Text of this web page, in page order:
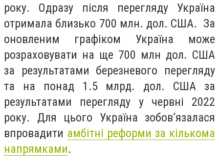
року. Одразу після перегляду Україна
отримала близько 700 млн. дол. США. За
оновленим графіком Україна може
розраховувати на ще 700 млн дол. США
за результатами березневого перегляду
та на понад 1.5 млрд. дол. США за
результатами перегляду у червні 2022
року. Для цього Україна зобов’язалася
впровадити амбітні реформи за кількома
напрямками.